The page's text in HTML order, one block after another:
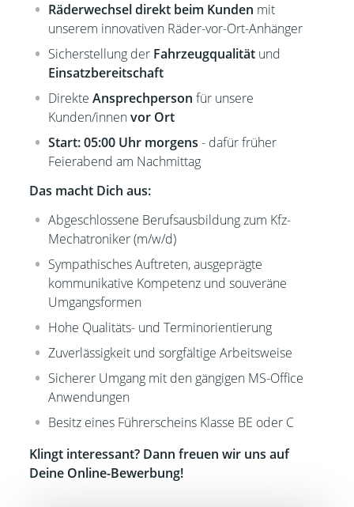
Räderwechsel direkt beim Kunden mit
unserem innovativen Räder-vor-Ort-Anhänger
Sicherstellung der Fahrzeugqualität und
Einsatzbereitschaft
DirekteAnsprechpersonfür unsere
Kunden/innenvor Ort
Start: 05:00 Uhr morgens - dafür früher
Feierabend am Nachmittag
Das macht Dich aus:
Abgeschlossene Berufsausbildung zum Kfz-
Mechatroniker (m/w/d)
Sympathisches Auftreten, ausgeprägte
kommunikative Kompetenz und souveräne
Umgangsformen
Hohe Qualitäts- und Terminorientierung
Zuverlässigkeit und sorgfältige Arbeitsweise
Sicherer Umgang mit den gängigen MS-Office
Anwendungen
Besitz eines Führerscheins Klasse BE oder C
Klingt interessant? Dann freuen wir uns auf
Deine Online-Bewerbung!